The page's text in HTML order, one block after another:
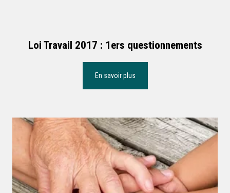
Loi Travail 2017 : 1ers questionnements
En savoir plus